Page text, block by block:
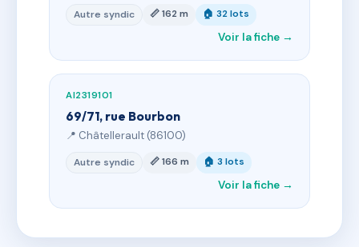
Autre syndic 📏 162 m 🏠 32 lots
Voir la fiche →
AI2319101
69/71, rue Bourbon
📍 Châtellerault (86100)
Autre syndic 📏 166 m 🏠 3 lots
Voir la fiche →